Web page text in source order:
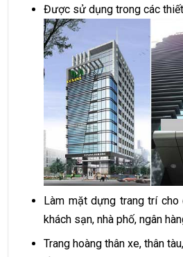
Được sử dụng trong các
Làm mặt dựng trang trí cho
khách sạn, nhà phố, ngân
Trang hoàng thân xe, thân